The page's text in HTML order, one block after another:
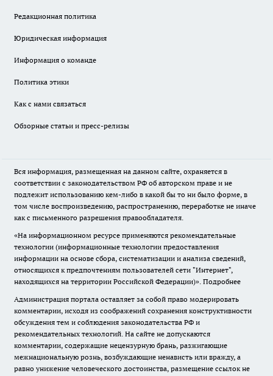
Редакционная политика
Юридическая информация
Информация о команде
Политика этики
Как с нами связаться
Обзорные статьи и пресс-релизы
Вся информация, размещенная на данном сайте, охраняется в
соответствии с законодательством РФ об авторском праве и не
подлежит использованию кем-либо в какой бы то ни было форме, в
том числе воспроизведению, распространению, переработке не иначе
как с письменного разрешения правообладателя.
«На информационном ресурсе применяются рекомендательные
технологии (информационные технологии предоставления
информации на основе сбора, систематизации и анализа сведений,
относящихся к предпочтениям пользователей сети "Интернет",
находящихся на территории Российской Федерации)». Подробнее
Администрация портала оставляет за собой право модерировать
комментарии, исходя из соображений сохранения конструктивности
обсуждения тем и соблюдения законодательства РФ и
рекомендательных технологий. На сайте не допускаются
комментарии, содержащие нецензурную брань, разжигающие
межнациональную рознь, возбуждающие ненависть или вражду, а
равно унижение человеческого достоинства, размещение ссылок не